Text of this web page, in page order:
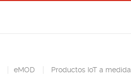
eMOD Productos IoT a medida